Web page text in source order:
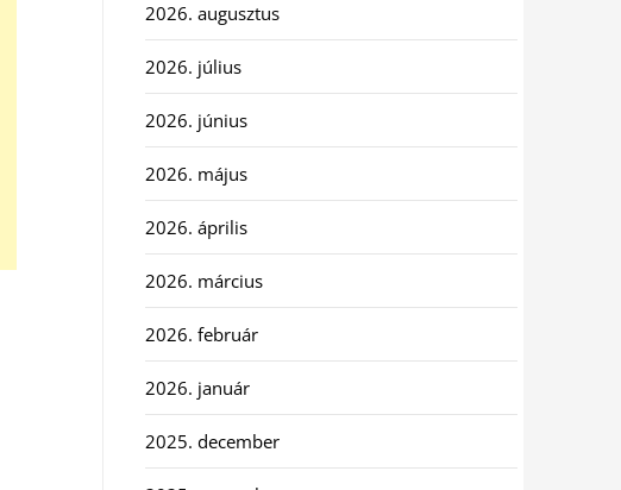
2026. augusztus
2026. július
2026. június
2026. május
2026. április
2026. március
2026. február
2026. január
2025. december